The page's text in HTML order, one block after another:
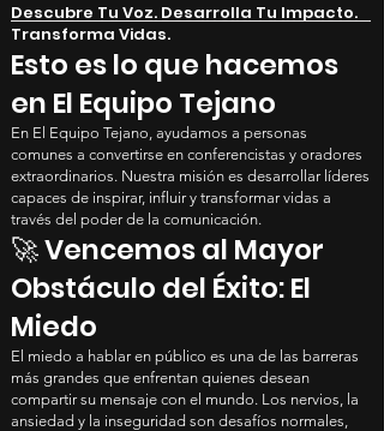
Descubre Tu Voz. Desarrolla Tu Impacto.
Transforma Vidas.
Esto es lo que hacemos
en El Equipo Tejano
En El Equipo Tejano, ayudamos a personas
comunes a convertirse en conferencistas y oradores
extraordinarios. Nuestra misión es desarrollar líderes
capaces de inspirar, influir y transformar vidas a
través del poder de la comunicación.
🚀 Vencemos al Mayor
Obstáculo del Éxito: El
Miedo
El miedo a hablar en público es una de las barreras
más grandes que enfrentan quienes desean
compartir su mensaje con el mundo. Los nervios, la
ansiedad y la inseguridad son desafíos normales,